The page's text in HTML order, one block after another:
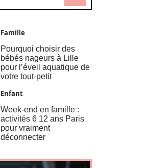
Famille
Pourquoi choisir des
bébés nageurs à Lille
pour l’éveil aquatique de
votre tout-petit
Enfant
Week-end en famille :
activités 6 12 ans Paris
pour vraiment
déconnecter